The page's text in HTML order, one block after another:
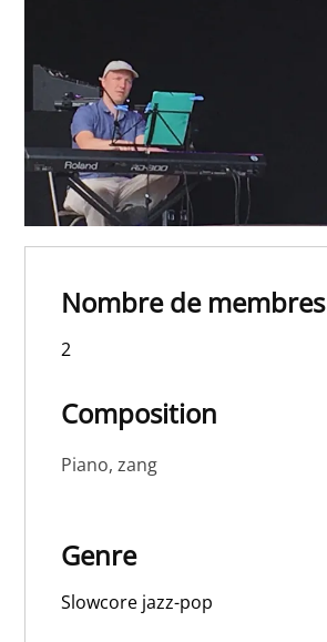
Nombre de membres
2
Composition
Piano, zang
Genre
Slowcore jazz-pop